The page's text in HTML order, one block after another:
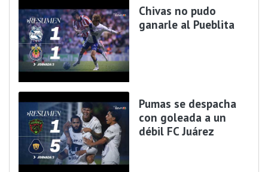
Chivas no pudo
ganarle al Pueblita
Pumas se despacha
con goleada a un
débil FC Juárez